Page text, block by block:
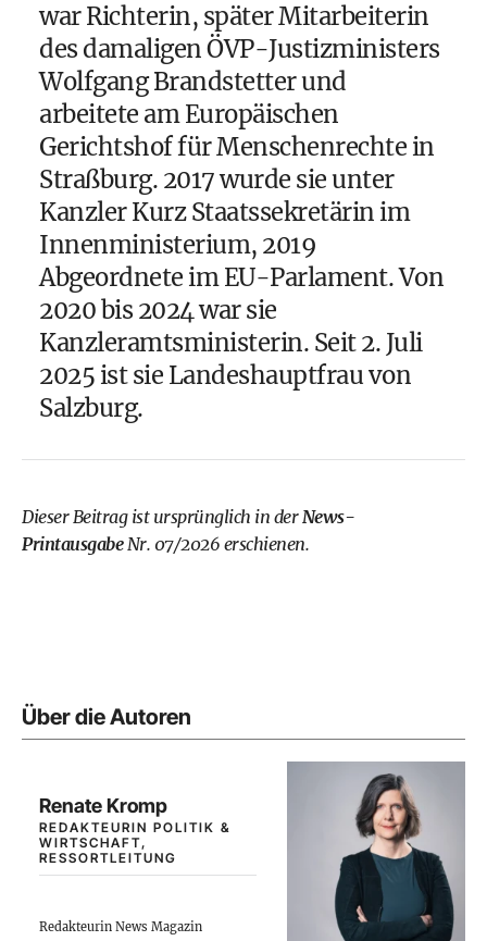
war Richterin, später Mitarbeiterin
des damaligen ÖVP-Justizministers
Wolfgang Brandstetter und
arbeitete am Europäischen
Gerichtshof für Menschenrechte in
Straßburg. 2017 wurde sie unter
Kanzler Kurz Staatssekretärin im
Innenministerium, 2019
Abgeordnete im EU-Parlament. Von
2020 bis 2024 war sie
Kanzleramtsministerin. Seit 2. Juli
2025 ist sie Landeshauptfrau von
Salzburg.
Dieser Beitrag ist ursprünglich in derNews-
PrintausgabeNr. 07/2026 erschienen.
Über die Autoren
Renate Kromp
REDAKTEURIN POLITIK &
WIRTSCHAFT,
RESSORTLEITUNG
Redakteurin News Magazin